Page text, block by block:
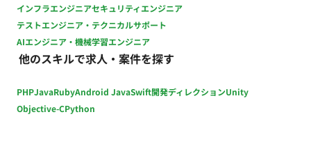
インフラエンジニアセキュリティエンジニア
テストエンジニア・テクニカルサポート
AIエンジニア・機械学習エンジニア
他のスキルで求人・案件を探す
PHPJavaRubyAndroid JavaSwift開発ディレクションUnity
Objective-CPython